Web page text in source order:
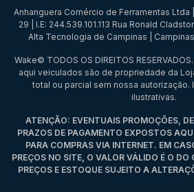
Anhanguera Comércio de Ferramentas Ltda
29 | I.E: 244.539.101.113 Rua Ronald
Alta Tecnologia de Campinas |
Wake© TODOS OS DIREITOS
aqui veiculados são de propriedade da
total ou parcial sem nossa autorização.
ilustrativas.
ATENÇÃO: EVENTUAIS PROMOÇÕES,
PRAZOS DE PAGAMENTO EXPOSTOS
PARA COMPRAS VIA INTERNET. EM
PREÇOS NO SITE, O VALOR VÁLIDO É O DO
PREÇOS E ESTOQUE SUJEITO A